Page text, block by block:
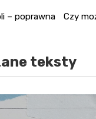
– poprawna
Czy
teksty